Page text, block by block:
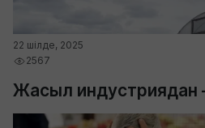
22 шілде, 2025
2567
Жасыл индустриядан